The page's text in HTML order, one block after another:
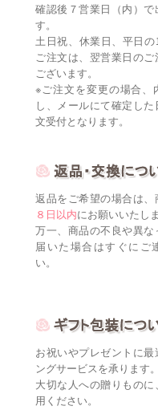
確認後７営業日（内）で
す。
土日祝、休業日、平日の
ご注文は、翌営業日の
ございます。
※ご注文を変更の場合、
し、メールにて確定した
文受付となります。
返品をご希望の場合は、
８日以内にお願いいたしま
万一、商品の不良や異な
届いた場合はすぐにご
い。
お祝いやプレゼントに最
ングサービスを承ります。
大切な人への贈りものに
用ください。